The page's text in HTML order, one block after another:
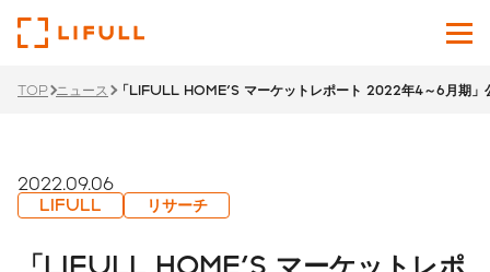
サービス
TOP ニュース 「LIFULL HOME'S マーケットレポート 2022年4～6月期」
2022.09.06
LIFULL リサーチ
「LIFULL HOME'S マーケットレポ